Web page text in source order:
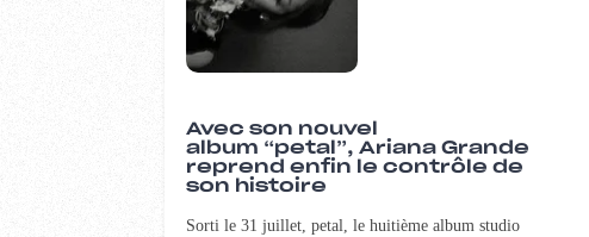
Avec son nouvel
album “petal”, Ariana Grande
reprend enfin le contrôle de
son histoire
Sorti le 31 juillet, petal, le huitième album studio